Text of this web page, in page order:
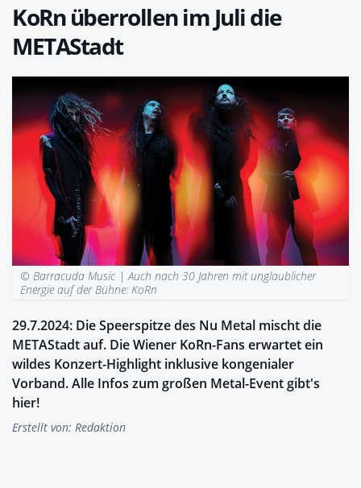
KoRn überrollen im Juli die
METAStadt
© Barracuda Music |Auch nach 30 Jahren mit unglaublicher
Energie auf der Bühne: KoRn
29.7.2024: Die Speerspitze des Nu Metal mischt die
METAStadt auf. Die Wiener KoRn-Fans erwartet ein
wildes Konzert-Highlight inklusive kongenialer
Vorband. Alle Infos zum großen Metal-Event gibt's
hier!
Erstellt von: Redaktion